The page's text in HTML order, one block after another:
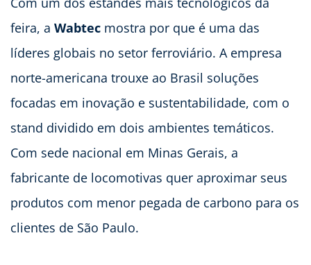
feira, a Wabtec mostra por que é uma das
líderes globais no setor ferroviário. A empresa
norte-americana trouxe ao Brasil soluções
focadas em inovação e sustentabilidade, com o
stand dividido em dois ambientes temáticos.
Com sede nacional em Minas Gerais, a
fabricante de locomotivas quer aproximar seus
produtos com menor pegada de carbono para os
clientes de São Paulo.